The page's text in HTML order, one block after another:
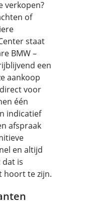
verkopen?
of
staat
BMW –
een
aankoop
voor
één
indicatief
afspraak
en altijd
dat is
hoort te zijn.